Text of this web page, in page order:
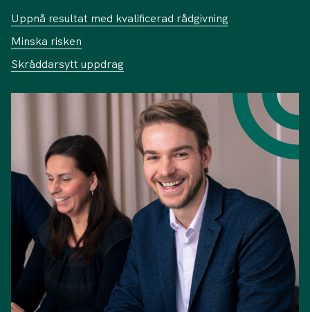
Uppnå resultat med kvalificerad rådgivning
Minska risken
Skräddarsytt uppdrag